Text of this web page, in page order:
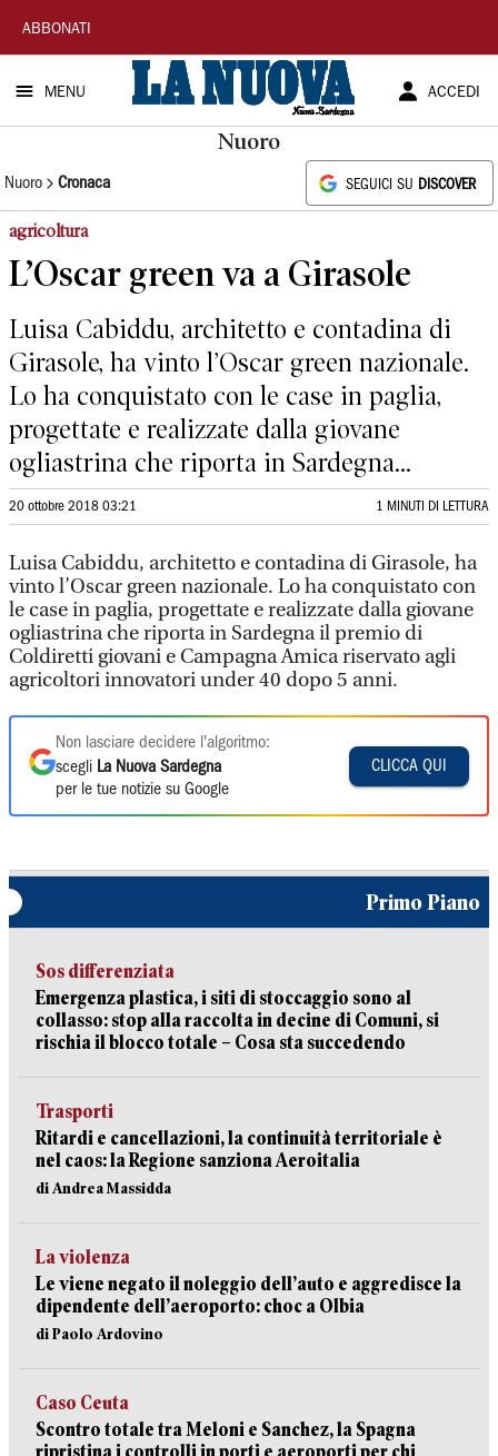
La
Nuova
Sardegna
ABBONATI
MENU ACCEDI
Nuoro
Nuoro Cronaca SEGUICI SU DISCOVER
agricoltura
L’Oscar green va a Girasole
Luisa Cabiddu, architetto e contadina di
Girasole, ha vinto l’Oscar green nazionale.
Lo ha conquistato con le case in paglia,
progettate e realizzate dalla giovane
ogliastrina che riporta in Sardegna...
20 ottobre 2018 03:21 1 MINUTI DI LETTURA
Luisa Cabiddu, architetto e contadina di Girasole, ha
vinto l’Oscar green nazionale. Lo ha conquistato con
le case in paglia, progettate e realizzate dalla giovane
ogliastrina che riporta in Sardegna il premio di
Coldiretti giovani e Campagna Amica riservato agli
agricoltori innovatori under 40 dopo 5 anni.
Non lasciare decidere l'algoritmo:
scegli La Nuova Sardegna
per le tue notizie su Google
CLICCA QUI
Primo Piano
Sos differenziata
Emergenza plastica, i siti di stoccaggio sono al
collasso: stop alla raccolta in decine di Comuni, si
rischia il blocco totale – Cosa sta succedendo
Trasporti
Ritardi e cancellazioni, la continuità territoriale è
nel caos: la Regione sanziona Aeroitalia
di Andrea Massidda
La violenza
Le viene negato il noleggio dell’auto e aggredisce la
dipendente dell’aeroporto: choc a Olbia
di Paolo Ardovino
Caso Ceuta
Scontro totale tra Meloni e Sanchez, la Spagna